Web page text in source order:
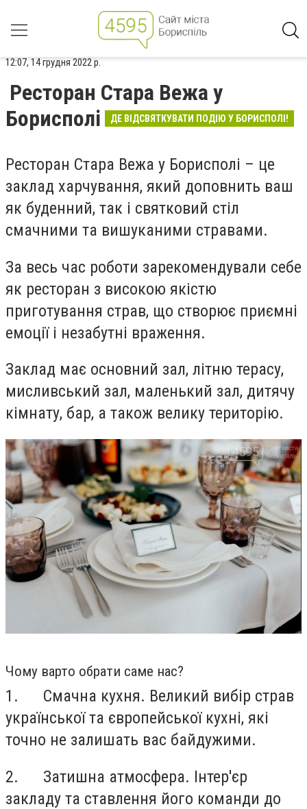
12:07, 14 грудня 2022 р.
Ресторан Стара Вежа у
Борисполі
ДЕ ВІДСВЯТКУВАТИ ПОДІЮ У БОРИСПОЛІ!
Ресторан Стара Вежа у Борисполі – це
заклад харчування, який доповнить ваш
як буденний, так і святковий стіл
смачними та вишуканими стравами.
За весь час роботи зарекомендували себе
як ресторан з високою якістю
приготування страв, що створює приємні
емоції і незабутні враження.
Заклад має основний зал, літню терасу,
мисливський зал, маленький зал, дитячу
кімнату, бар, а також велику територію.
Чому варто обрати саме нас?
1. Смачна кухня. Великий вибір страв
української та європейської кухні, які
точно не залишать вас байдужими.
2. Затишна атмосфера. Інтер'єр
закладу та ставлення його команди до